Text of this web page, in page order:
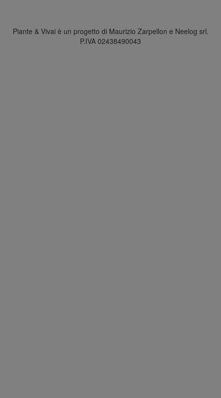
Piante & Vivai è un progetto di Maurizio Zarpellon e Neelog srl.
P.IVA 02438490043